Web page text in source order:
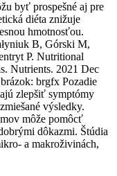
byť prospešné aj pre
diéta znižuje
hmotnosťou.
B, Górski M,
P. Nutritional
Nutrients. 2021 Dec
brgfx Pozadie
zlepšiť symptómy
výsledky.
môže pomôcť
dôkazmi. Štúdia
a makroživinách,